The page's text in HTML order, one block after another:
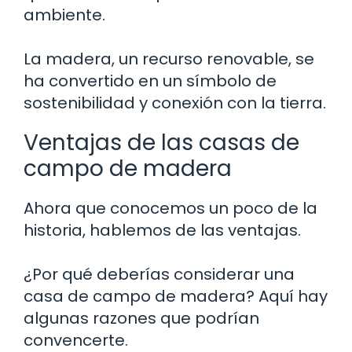
ambiente.
La madera, un recurso renovable, se
ha convertido en un símbolo de
sostenibilidad y conexión con la tierra.
Ventajas de las casas de
campo de madera
Ahora que conocemos un poco de la
historia, hablemos de las ventajas.
¿Por qué deberías considerar una
casa de campo de madera? Aquí hay
algunas razones que podrían
convencerte.